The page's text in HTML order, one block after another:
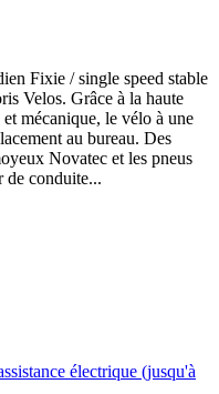
Fixie / single speed stable
Velos. Grâce à la haute
mécanique, le vélo à une
au bureau. Des
Novatec et les pneus
de conduite...